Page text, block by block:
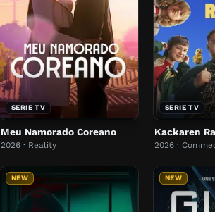
SERIE TV
Meu Namorado Coreano
2026 · Reality
SERIE TV
Kackaren
2026 ·
NEW NEW